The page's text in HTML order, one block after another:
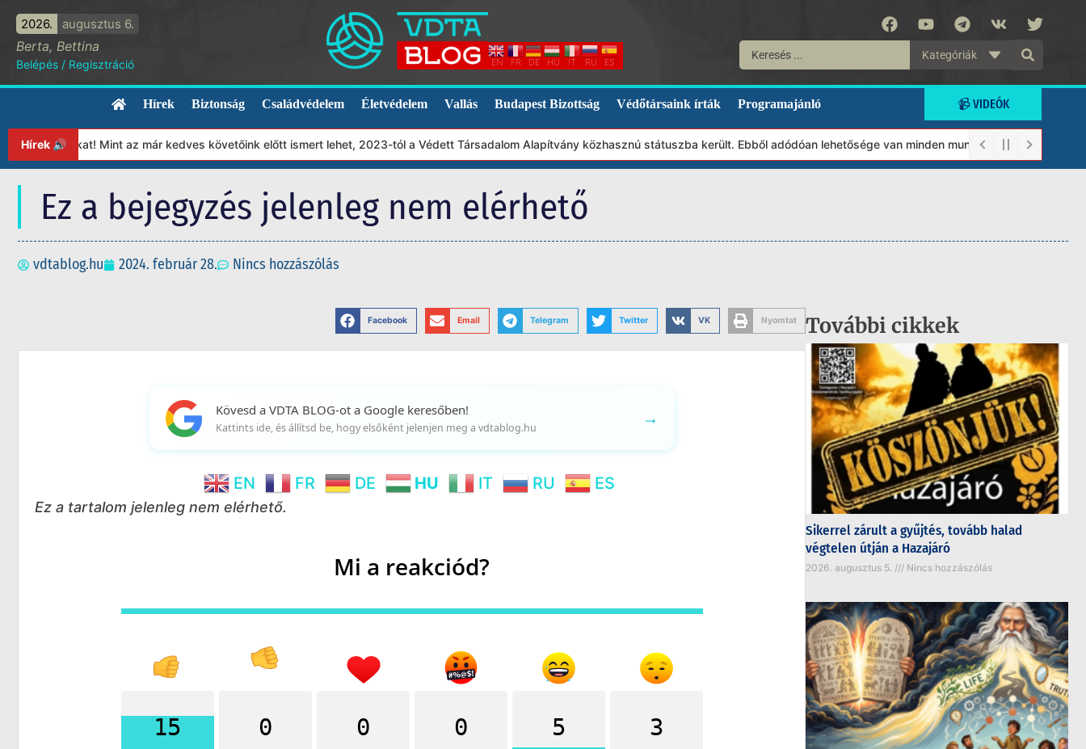
2026. augusztus 6.
Berta, Bettina
Belépés / Regisztráció EN FR DE HU IT RU ES
Kategóriák
Hírek Biztonság Családvédelem Életvédelem Vallás Budapest Bizottság Védőtársaink írták Programajánló 📹 VIDEÓK
Hírek 🔊 Mint az már kedves követőink előtt ismert lehet, 2023-tól a Védett Társadalom Alapítvány közhasznú státuszba került. Ebből adódóan lehetősége van minden munkánkat segíteni
Ez a bejegyzés jelenleg nem elérhető
vdtablog.hu 2024. február 28. Nincs hozzászólás
Facebook Email Telegram Twitter VK Nyomtat
Kövesd a VDTA BLOG-ot a Google keresőben!
Kattints ide, és állítsd be, hogy elsőként jelenjen meg a vdtablog.hu →
EN FR DE HU IT RU ES
Ez a tartalom jelenleg nem elérhető.
Mi a reakciód?
15 0 0 0 5 3
További cikkek
Sikerrel zárult a gyűjtés, tovább halad
végtelen útján a Hazajáró
2026. augusztus 5. Nincs hozzászólás